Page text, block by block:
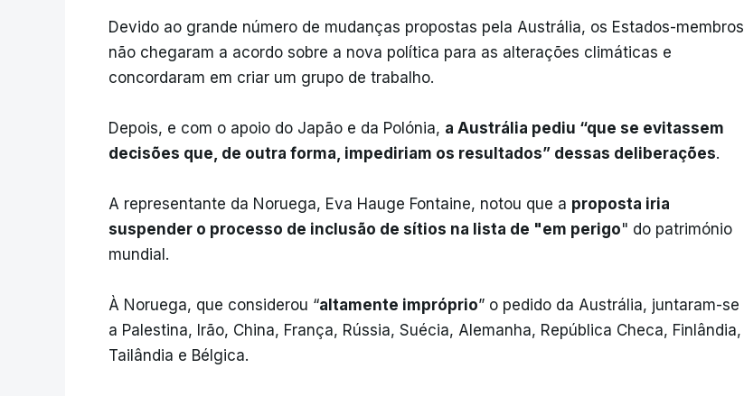
Devido ao grande número de mudanças propostas pela Austrália, os Estados-membros
não chegaram a acordo sobre a nova política para as alterações climáticas e
concordaram em criar um grupo de trabalho.
Depois, e com o apoio do Japão e da Polónia, a Austrália pediu “que se evitassem
decisões que, de outra forma, impediriam os resultados” dessas deliberações.
A representante da Noruega, Eva Hauge Fontaine, notou que a proposta iria
suspender o processo de inclusão de sítios na lista de "em perigo" do património
mundial.
À Noruega, que considerou “altamente impróprio” o pedido da Austrália, juntaram-se
a Palestina, Irão, China, França, Rússia, Suécia, Alemanha, República Checa, Finlândia,
Tailândia e Bélgica.